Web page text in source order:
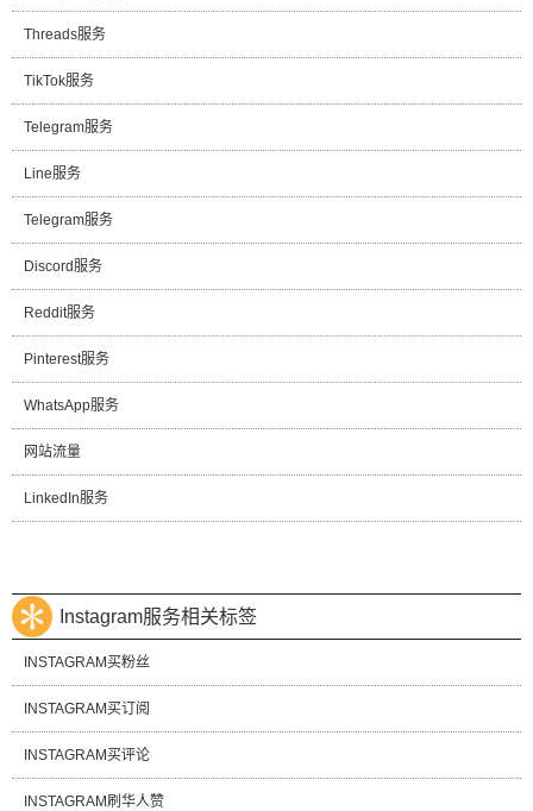
Threads服务
TikTok服务
Telegram服务
Line服务
Telegram服务
Discord服务
Reddit服务
Pinterest服务
WhatsApp服务
网站流量
LinkedIn服务
Instagram服务相关标签
INSTAGRAM买粉丝
INSTAGRAM买订阅
INSTAGRAM买评论
INSTAGRAM刷华人赞